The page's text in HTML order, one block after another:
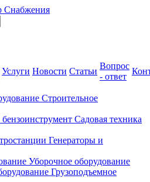
Услуги Новости Статьи
Вопрос
- ответ
Строительное
Садовая техника
Генераторы и
Уборочное оборудование
Грузоподъемное